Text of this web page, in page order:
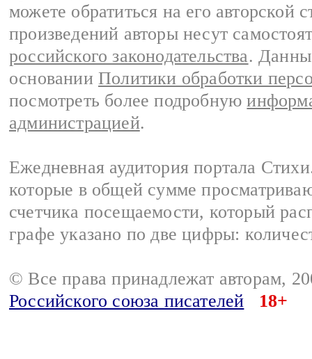
можете обратиться на его авторской
произведений авторы несут
российского законодательства.
основании Политики обработки
посмотреть более подробную
администрацией.
Ежедневная аудитория портала
которые в общей сумме
счетчика посещаемости, который
графе указано по две цифры:
© Все права принадлежат авторам,
Российского союза писателей
18+